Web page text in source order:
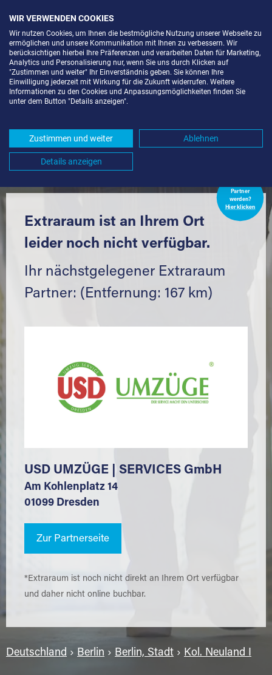
LAGERBOX IN BERLIN-KOL.
Komfortabel einlagern mit Extraraum
Partner
werden?
Hier klicken
Extraraum ist an Ihrem Ort
leider noch nicht verfügbar.
Ihr nächstgelegener Extraraum
Partner: (Entfernung: 167 km)
USD UMZÜGE | SERVICES GmbH
Am Kohlenplatz 14
01099 Dresden
Zur Partnerseite
*Extraraum ist noch nicht direkt an Ihrem Ort verfügbar
und daher nicht online buchbar.
Deutschland › Berlin › Berlin, Stadt › Kol. Neuland I
WIR VERWENDEN COOKIES
Wir nutzen Cookies, um Ihnen die bestmögliche Nutzung unserer Webseite zu
ermöglichen und unsere Kommunikation mit Ihnen zu verbessern. Wir
berücksichtigen hierbei Ihre Präferenzen und verarbeiten Daten für Marketing,
Analytics und Personalisierung nur, wenn Sie uns durch Klicken auf
"Zustimmen und weiter" Ihr Einverständnis geben. Sie können Ihre
Einwilligung jederzeit mit Wirkung für die Zukunft widerrufen. Weitere
Informationen zu den Cookies und Anpassungsmöglichkeiten finden Sie
unter dem Button "Details anzeigen".
Zustimmen und weiter Ablehnen
Details anzeigen